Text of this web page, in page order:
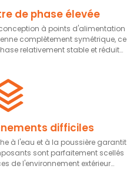
de phase élevée
à points d'alimentation
complètement symétrique, ce
relativement stable et réduit
difficiles
à l'eau et à la poussière garantit
sont parfaitement scellés
de l'environnement extérieur